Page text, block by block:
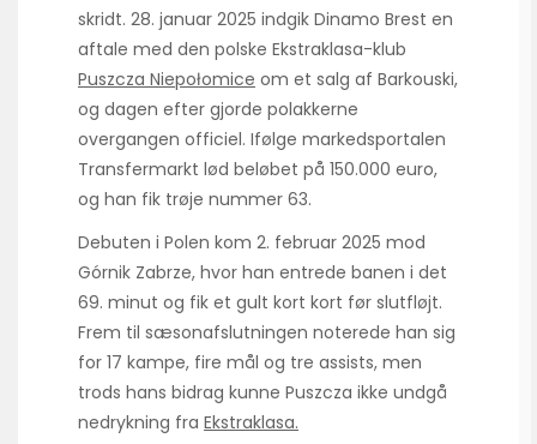
skridt. 28. januar 2025 indgik Dinamo Brest en
aftale med den polske Ekstraklasa-klub
Puszcza Niepołomice om et salg af Barkouski,
og dagen efter gjorde polakkerne
overgangen officiel. Ifølge markedsportalen
Transfermarkt lød beløbet på 150.000 euro,
og han fik trøje nummer 63.
Debuten i Polen kom 2. februar 2025 mod
Górnik Zabrze, hvor han entrede banen i det
69. minut og fik et gult kort kort før slutfløjt.
Frem til sæsonafslutningen noterede han sig
for 17 kampe, fire mål og tre assists, men
trods hans bidrag kunne Puszcza ikke undgå
nedrykning fra Ekstraklasa.